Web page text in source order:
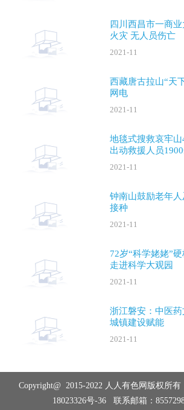
四川西昌市一商
火灾 无人员伤亡
2021-11
西藏唐古拉山“天
网电
2021-11
地毯式搜救哀牢
出动救援人员
2021-11
钟南山鼓励老年
接种
2021-11
72岁“科学姥姥”
走进科学大观园
2021-11
浙江磐安：中医
城镇建设赋能
2021-11
Copyright@ 2015-2022 人人有色网版权所有
18023326号-36联系邮箱：